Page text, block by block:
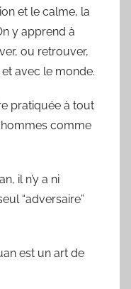
et le calme, la
y apprend à
ou retrouver,
avec le monde.
pratiquée à tout
comme
il n’y a ni
“adversaire”
est un art de